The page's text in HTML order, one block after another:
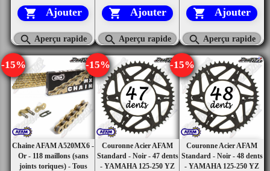
 Ajouter
 Aperçu rapide
 Ajouter
 Aperçu rapide
 Ajouter
 Aperçu rapide
Chaine AFAM A520MX6 -
Or - 118 maillons (sans
joints toriques) - Tous
-15%
Couronne Acier AFAM
Standard - Noir - 47 dents
- YAMAHA 125-250 YZ
-15%
Couronne Acier AFAM
Standard - Noir - 48 dents
- YAMAHA 125-250 YZ
-15%